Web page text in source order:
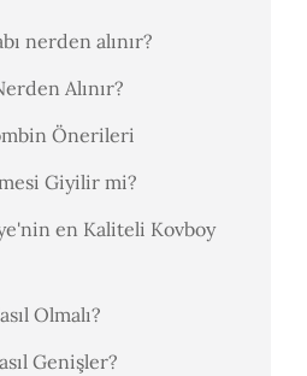
nerden alınır?
Alınır?
Önerileri
Giyilir mi?
en Kaliteli Kovboy
Olmalı?
Genişler?